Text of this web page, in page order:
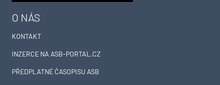
O NÁS
KONTAKT
INZERCE NA ASB-PORTAL.CZ
PŘEDPLATNÉ ČASOPISU ASB